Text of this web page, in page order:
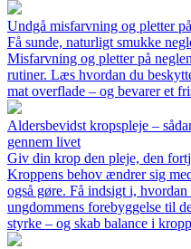
Undgå misfarvning og pletter
Få sunde, naturligt smukke
Misfarvning og pletter på
rutiner. Læs hvordan du
mat overflade – og bevarer et
Aldersbevidst kropspleje –
gennem livet
Giv din krop den pleje, den
Kroppens behov ændrer sig
også gøre. Få indsigt i,
ungdommens forebyggelse til
styrke – og skab balance i